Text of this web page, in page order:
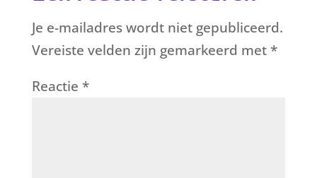
Je e-mailadres wordt niet gepubliceerd.
Vereiste velden zijn gemarkeerd met *
Reactie *